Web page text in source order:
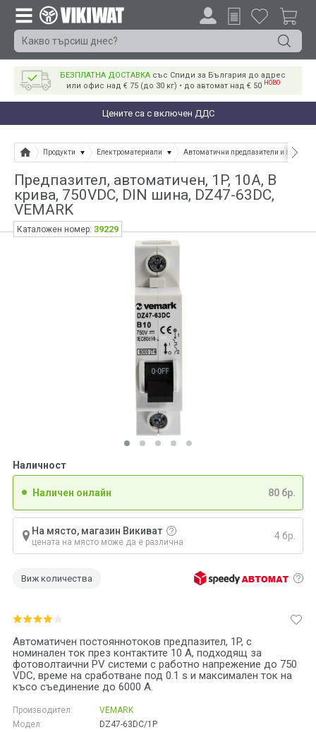
БЕЗПЛАТНА ДОСТАВКА със Спиди за България до адрес
или офис над € 75 (до 30 кг) • до автомат над € 50 НОВО
Цените са с включен ДДС
Продукти Електроматериали Автоматични предпазители и
Предпазител, автоматичен, 1P, 10A, B
крива, 750VDC, DIN шина, DZ47-63DC,
VEMARK
Автоматичен постояннотоков предпазител, 1P, с
номинален ток през контактите 10 A, подходящ за
фотоволтаични PV системи с работно напрежение до 750
VDC, време на сработване под 0.1 s и максимален ток на
късо съединение до 6000 A.
Производител:
VEMARK
Модел:
DZ47-63DC/1P
Наличност
Наличен онлайн 80 бр.
На място, магазин Викиват
цената на място може да е различна
4 бр.
Виж количества
Каталожен номер: 39229